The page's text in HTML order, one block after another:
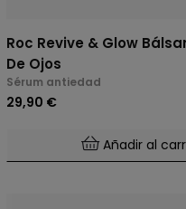
Roc Revive & Glow
De Ojos
Sérum antiedad
29,90 €
Añadir al